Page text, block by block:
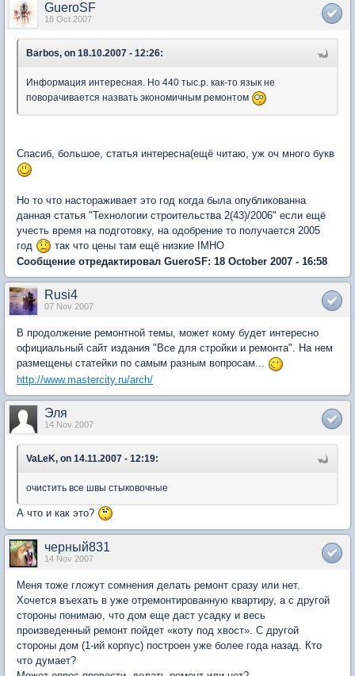
GueroSF
18 Oct 2007
Barbos, on 18.10.2007 - 12:26:
Информация интересная. Но 440 тыс.р. как-то язык не
поворачивается назвать экономичным ремонтом
Спасиб, большое, статья интересна(ещё читаю, уж оч много букв
Но то что настораживает это год когда была опубликованна
данная статья "Технологии строительства 2(43)/2006" если ещё
учесть время на подготовку, на одобрение то получается 2005
год
так что цены там ещё низкие IMHO
Сообщение отредактировал GueroSF: 18 October 2007 - 16:58
Rusi4
07 Nov 2007
В продолжение ремонтной темы, может кому будет интересно
официальный сайт издания "Все для стройки и ремонта". На нем
размещены статейки по самым разным вопросам...
http://www.mastercity.ru/arch/
Эля
14 Nov 2007
VaLeK, on 14.11.2007 - 12:19:
очистить все швы стыковочные
А что и как это?
черный831
14 Nov 2007
Меня тоже гложут сомнения делать ремонт сразу или нет.
Хочется въехать в уже отремонтированную квартиру, а с другой
стороны понимаю, что дом еще даст усадку и весь
произведенный ремонт пойдет «коту под хвост». С другой
стороны дом (1-ий корпус) построен уже более года назад. Кто
что думает?